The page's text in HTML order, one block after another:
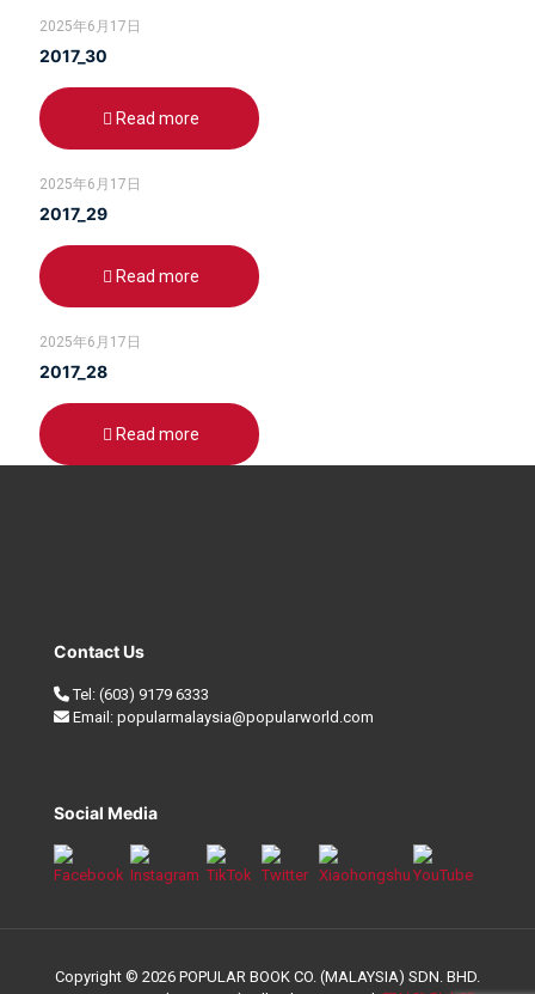
2025年6月17日
2017_30
Read more
2025年6月17日
2017_29
Read more
2025年6月17日
2017_28
Read more
Contact Us
Tel: (603) 9179 6333
Email: popularmalaysia@popularworld.com
Social Media
Copyright © 2026 POPULAR BOOK CO. (MALAYSIA) SDN. BHD.